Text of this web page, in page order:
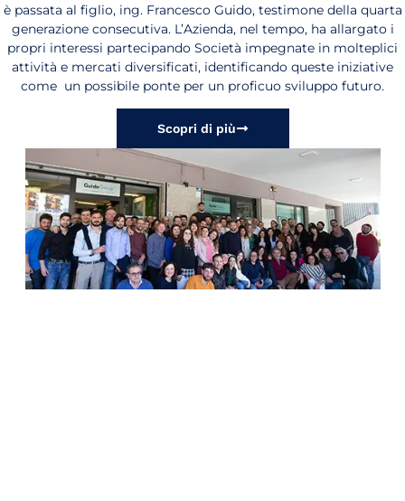
è passata al figlio, ing. Francesco Guido, testimone della quarta
generazione consecutiva. L’Azienda, nel tempo, ha allargato i
propri interessi partecipando Società impegnate in molteplici
attività e mercati diversificati, identificando queste iniziative
come un possibile ponte per un proficuo sviluppo futuro.
Scopri di più